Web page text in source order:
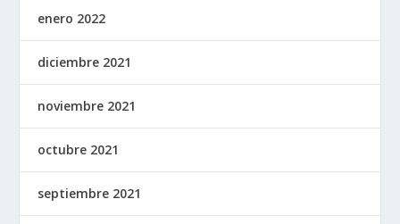
enero 2022
diciembre 2021
noviembre 2021
octubre 2021
septiembre 2021